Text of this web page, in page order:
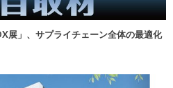
展」、サプライチェーン全体の最適化